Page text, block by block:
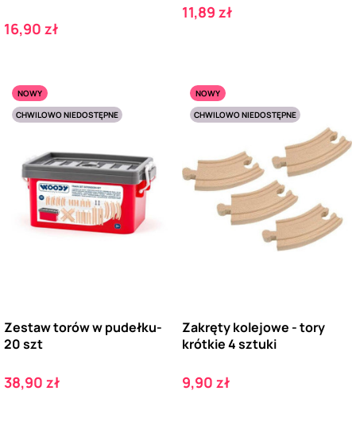
Cena
16,90 zł
Cena
11,89 zł
NOWY
CHWILOWO NIEDOSTĘPNE
Zestaw torów w pudełku-
20 szt
Cena
38,90 zł
NOWY
CHWILOWO NIEDOSTĘPNE
Zakręty kolejowe - tory
krótkie 4 sztuki
Cena
9,90 zł